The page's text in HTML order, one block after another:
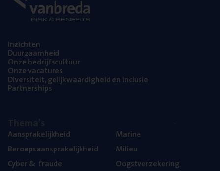
Inzich­ten
Duur­zaam­heid
Onze bedrijfs­cul­tuur
Onze vaca­tu­res
Diver­si­teit, gelijk­waar­dig­heid en inclusie
Part­ner­ships
Aan­spra­ke­lijk­heid
Beroeps­aan­spra­ke­lijk­heid
Cyber& fraude
Mari­ne
Mili­eu
Oogst­ver­ze­ke­ring